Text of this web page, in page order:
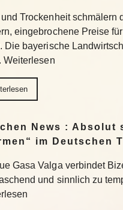
und Trockenheit schmälern
eingebrochene Preise
Die bayerische
Weiterlesen
News : Absolut
im Deutschen
Gasa Valga verbindet
und sinnlich zu